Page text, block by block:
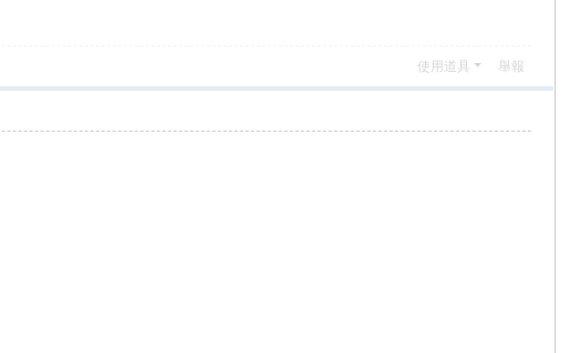
使用道具 舉報